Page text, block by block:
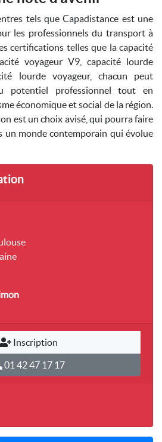
tels que Capadistance est une
les professionnels du transport à
certifications telles que la capacité
voyageur V9, capacité lourde
lourde voyageur, chacun peut
potentiel professionnel tout en
économique et social de la région.
est un choix avisé, qui pourra faire
un monde contemporain qui évolue
Inscription
01 42 47 17 17